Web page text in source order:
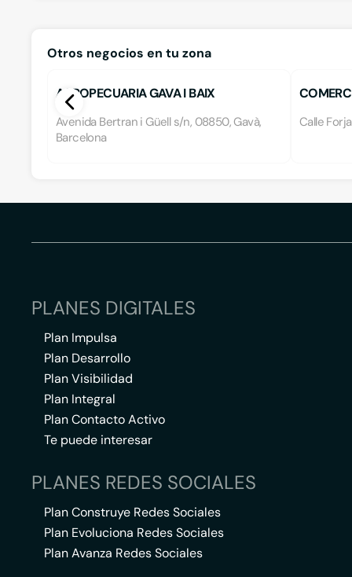
Otros negocios en tu zona
AGROPECUARIA GAVA I BAIX
LLOBREGAT, S.C.C.L.
Avenida Bertran i Güell s/n, 08850, Gavà,
Barcelona
Calle
PLANES DIGITALES
Plan Impulsa
Plan Desarrollo
Plan Visibilidad
Plan Integral
Plan Contacto Activo
Te puede interesar
PLANES REDES SOCIALES
Plan Construye Redes Sociales
Plan Evoluciona Redes Sociales
Plan Avanza Redes Sociales